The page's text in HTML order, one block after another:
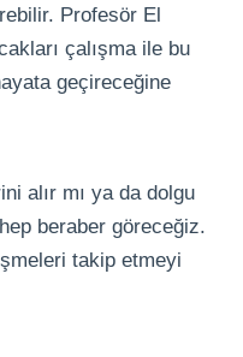
Profesör El
çalışma ile bu
geçireceğine
alır mı ya da dolgu
beraber göreceğiz.
takip etmeyi